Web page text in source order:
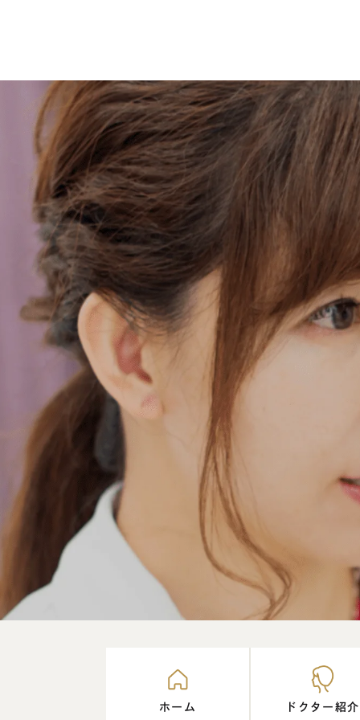
ホーム ドクター紹介